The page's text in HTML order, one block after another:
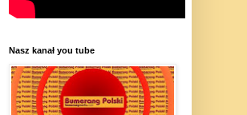
Nasz kanał you tube